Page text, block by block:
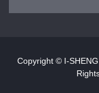
Copyright © I-